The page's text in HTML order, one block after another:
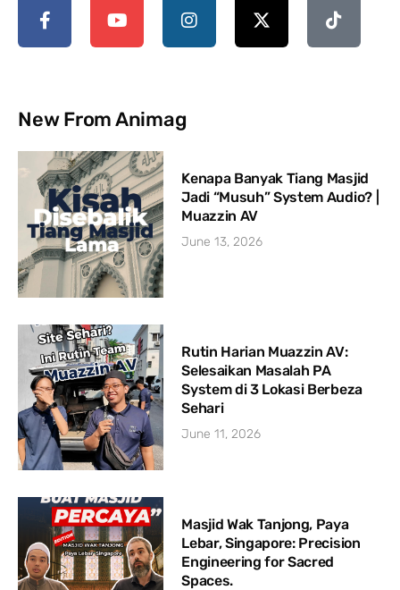
New From Animag
Kenapa Banyak Tiang Masjid
Jadi “Musuh” System Audio? |
Muazzin AV
June 13, 2026
Rutin Harian Muazzin AV:
Selesaikan Masalah PA
System di 3 Lokasi Berbeza
Sehari
June 11, 2026
Masjid Wak Tanjong, Paya
Lebar, Singapore: Precision
Engineering for Sacred
Spaces.